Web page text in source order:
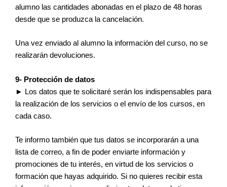
alumno las cantidades abonadas en el plazo de 48 horas
desde que se produzca la cancelación.
Una vez enviado al alumno la información del curso, no se
realizarán devoluciones.
9- Protección de datos
► Los datos que te solicitaré serán los indispensables para
la realización de los servicios o el envío de los cursos, en
cada caso.
Te informo también que tus datos se incorporarán a una
lista de correo, a fin de poder enviarte información y
promociones de tu interés, en virtud de los servicios o
formación que hayas adquirido. Si no quieres recibir esta